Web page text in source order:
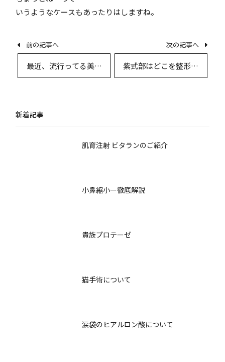
いうようなケースもあったりはしますね。
前の記事へ
最近、流行ってる美容
点滴は意味あります
次の記事へ
紫式部はどこを整形し
たらいいですか？ – 頬/
新着記事
肌育注射 ビタランのご紹介
小鼻縮小ー徹底解説
貴族プロテーゼ
猫手術について
涙袋のヒアルロン酸について